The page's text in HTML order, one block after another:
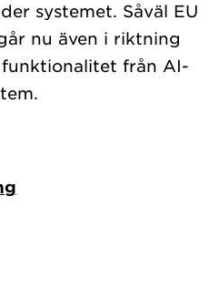
systemet. Såväl EU
nu även i riktning
från AI-